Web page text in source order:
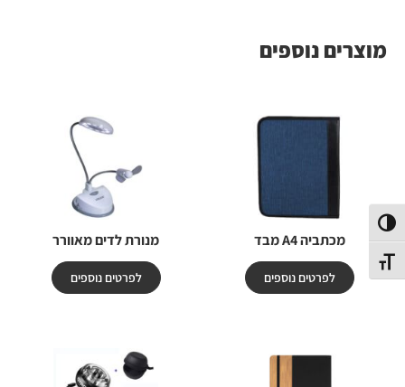
הפעל/כבה ניגודיות גבוהה
מתג גודל גופן
מוצרים נוספים
מכתביה A4 מבד
לפרטים נוספים
מנורת לדים מאוורר
לפרטים נוספים